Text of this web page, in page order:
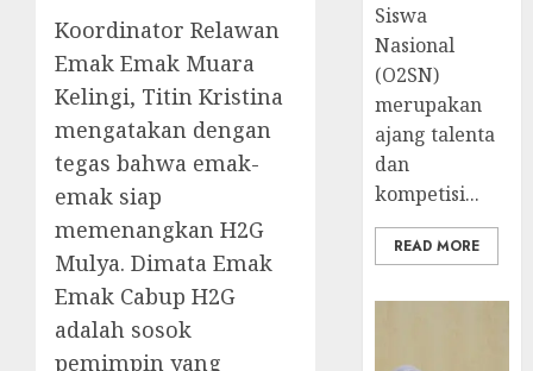
Koordinator Relawan
Emak Emak Muara
Kelingi, Titin Kristina
mengatakan dengan
tegas bahwa emak-
emak siap
memenangkan H2G
Mulya. Dimata Emak
Emak Cabup H2G
adalah sosok
pemimpin yang
Siswa
Nasional
(O2SN)
merupakan
ajang talenta
dan
kompetisi...
READ MORE